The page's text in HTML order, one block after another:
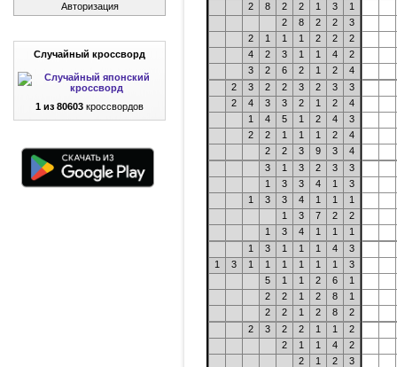
Авторизация
Случайный кроссворд
1 из 80603 кроссвордов
2
8 2 2 1 3
1
2
8 2 2
3
2
1 1 1 2 2
2
4
2 3 1 1 4
2
3
2 6 2 1 2
4
2
3 2 2 3 2 3
3
2
4 3 3 2 1 2
4
1
4 5 1 2 4
3
2
2 1 1 1 2
4
2
2 3 9 3
4
3
1 3 2 3
3
1
3 3 4 1
3
1
3 3 4 1 1
1
1
3 7 2
2
1
3 4 1 1
1
1
3 1 1 1 4
3
1
3 1 1 1 1 1 1
3
5
1 1 2 6
1
2
2 1 2 8
1
2
2 1 2 8
2
2
3 2 2 1 1
2
2
1 1 4
2
2
1 2
3